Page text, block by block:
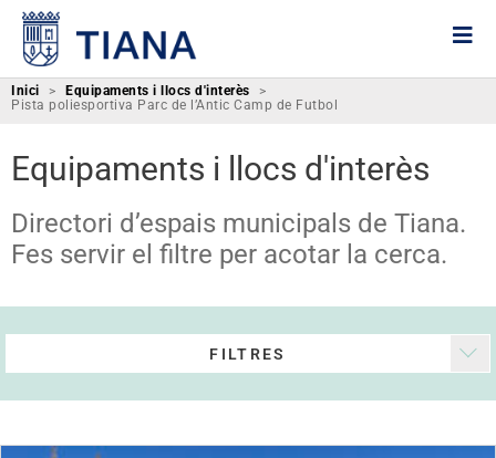
Inici > Equipaments i llocs d'interès
>
Pista poliesportiva Parc de l’Antic Camp de Futbol
Equipaments i llocs d'interès
Directori d’espais municipals de Tiana.
Fes servir el filtre per acotar la cerca.
FILTRES